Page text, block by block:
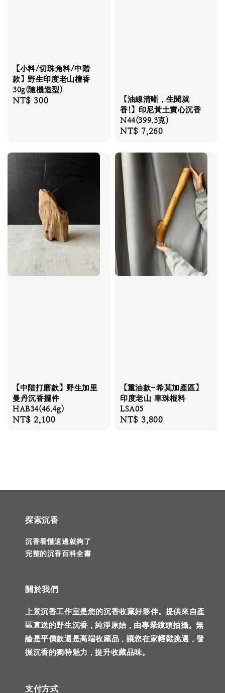
【小料/切珠角料/中階
款】野生印度老山檀香
30g(隨機造型)
Regular
NT$ 300
【油線清晰，生聞就
香!】印尼黃土實心沉香
N44(399.3克)
Regular
NT$ 7,260
【中階打磨款】野生加里
曼丹沉香擺件
HAB34(46.4g)
Regular
NT$ 2,100
【重油款-希莫加產區】
印度老山 車珠棍料
LSA05
Regular
NT$ 3,800
探索沉香
沉香看懂這邊就夠了
完整的沉香百科全書
關於我們
上景沉香工作室是您的沉香收藏好夥伴。提供來自產
區直送的野生沉香，純淨原始，由專業鏡頭拍攝。無
論是平價款還是高端收藏品，讓您在家輕鬆挑選，發
掘沉香的獨特魅力，提升收藏品味。
支付方式